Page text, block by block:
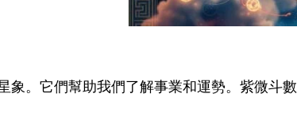
象。它們幫助我們了解事業和運勢。紫微斗數